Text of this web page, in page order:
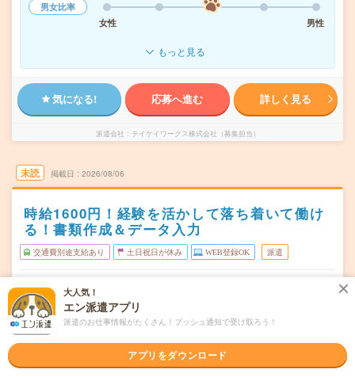
男女比率
女性
男性
もっと見る
気になる! 応募へ進む 詳しく見る
派遣会社 テイケイワークス株式会社（募集担当）
未読 掲載日 2026/08/06
時給1600円！経験を活かして落ち着いて働け
る！書類作成＆データ入力
交通費別途支給あり 土日祝日が休み WEB登録OK 派遣
千葉寺駅から徒歩5分／蘇我駅から徒歩10分／千葉駅から
バス15分
曜日頻度
【勤務時間が選べる】8：30 ～ 17:00の間※1日5時間～OK
大人気！
エン派遣アプリ
派遣のお仕事情報がたくさん！プッシュ通知で受け取ろう！
アプリをダウンロード